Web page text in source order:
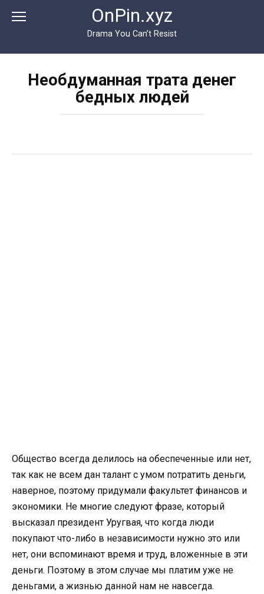
OnPin.xyz
Drama You Can’t Resist
Необдуманная трата денег
бедных людей
Общество всегда делилось на обеспеченные или нет,
так как не всем дан талант с умом потратить деньги,
наверное, поэтому придумали факультет финансов и
экономики. Не многие следуют фразе, который
высказал президент Уругвая, что когда люди
покупают что-либо в независимости нужно это или
нет, они вспоминают время и труд, вложенные в эти
деньги. Поэтому в этом случае мы платим уже не
деньгами, а жизнью данной нам не навсегда.